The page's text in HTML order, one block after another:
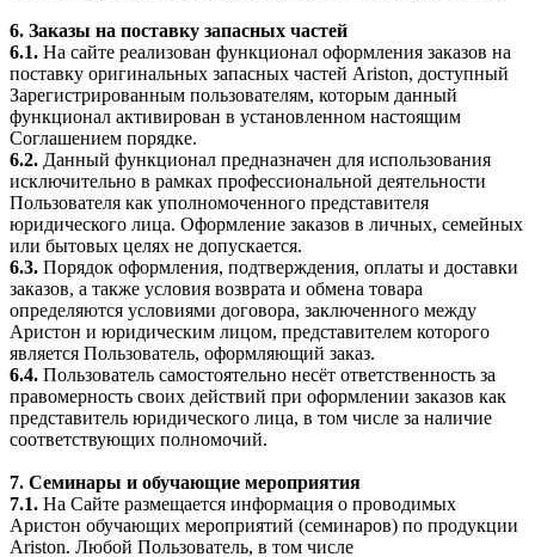
6. Заказы на поставку запасных частей
6.1. На сайте реализован функционал оформления заказов на
поставку оригинальных запасных частей Ariston, доступный
Зарегистрированным пользователям, которым данный
функционал активирован в установленном настоящим
Соглашением порядке.
6.2. Данный функционал предназначен для использования
исключительно в рамках профессиональной деятельности
Пользователя как уполномоченного представителя
юридического лица. Оформление заказов в личных, семейных
или бытовых целях не допускается.
6.3. Порядок оформления, подтверждения, оплаты и доставки
заказов, а также условия возврата и обмена товара
определяются условиями договора, заключенного между
Аристон и юридическим лицом, представителем которого
является Пользователь, оформляющий заказ.
6.4. Пользователь самостоятельно несёт ответственность за
правомерность своих действий при оформлении заказов как
представитель юридического лица, в том числе за наличие
соответствующих полномочий.
7. Семинары и обучающие мероприятия
7.1. На Сайте размещается информация о проводимых
Аристон обучающих мероприятий (семинаров) по продукции
Ariston. Любой Пользователь, в том числе